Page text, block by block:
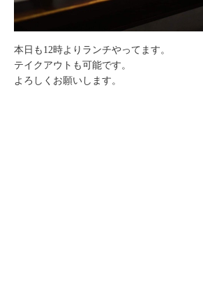
本日も12時よりランチやってます。
テイクアウトも可能です。
よろしくお願いします。